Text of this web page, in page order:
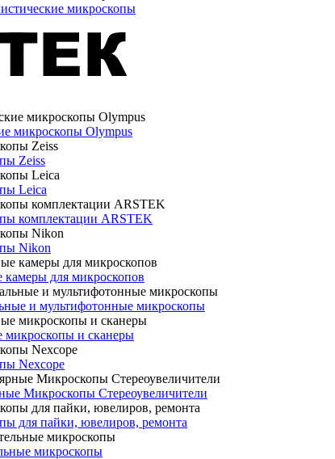
микроскопы
микроскопы Olympus
Zeiss
Leica
комплектации ARSTEK
Nikon
для микроскопов
и мультифотонные микроскопы
и сканеры
Nexcope
Микроскопы Стереоувеличители
для пайки, ювелиров, ремонта
микроскопы